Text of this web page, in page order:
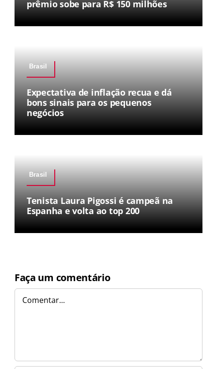
prêmio sobe para R$ 150 milhões
Brasil
Expectativa de inflação recua e dá
bons sinais para os pequenos
negócios
Brasil
Tenista Laura Pigossi é campeã na
Espanha e volta ao top 200
Faça um comentário
Comentar